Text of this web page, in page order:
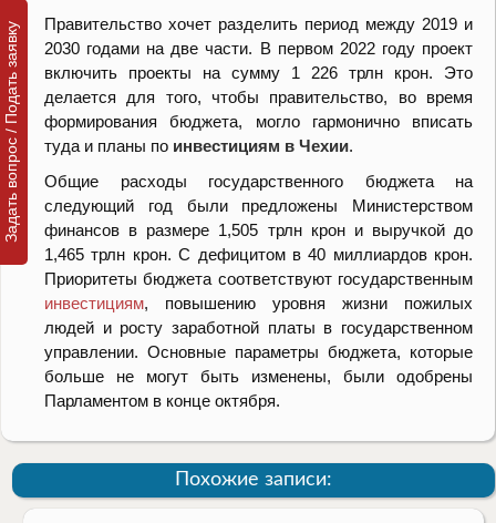
Правительство хочет разделить период между 2019 и
2030 годами на две части. В первом 2022 году проект
включить проекты на сумму 1 226 трлн крон. Это
делается для того, чтобы правительство, во время
формирования бюджета, могло гармонично вписать
туда и планы по инвестициям в Чехии.
Общие расходы государственного бюджета на
следующий год были предложены Министерством
финансов в размере 1,505 трлн крон и выручкой до
1,465 трлн крон. С дефицитом в 40 миллиардов крон.
Приоритеты бюджета соответствуют государственным
инвестициям, повышению уровня жизни пожилых
людей и росту заработной платы в государственном
управлении. Основные параметры бюджета, которые
больше не могут быть изменены, были одобрены
Парламентом в конце октября.
Похожие записи:
Задать вопрос / Подать заявку